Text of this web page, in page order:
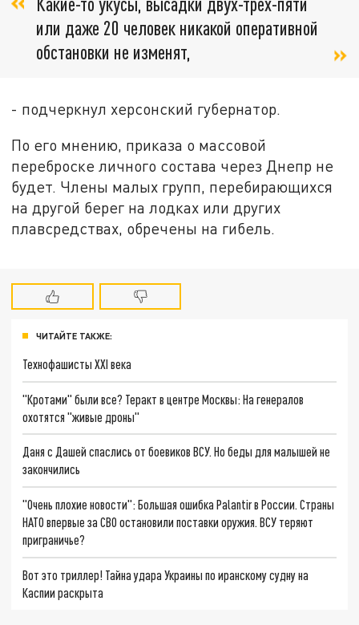
или даже 20 человек никакой оперативной
обстановки не изменят,
- подчеркнул херсонский губернатор.
По его мнению, приказа о массовой
переброске личного состава через Днепр не
будет. Члены малых групп, перебирающихся
на другой берег на лодках или других
плавсредствах, обречены на гибель.
ЧИТАЙТЕ ТАКЖЕ:
Технофашисты XXI века
"Кротами" были все? Теракт в центре Москвы: На генералов
охотятся "живые дроны"
Даня с Дашей спаслись от боевиков ВСУ. Но беды для малышей не
закончились
"Очень плохие новости": Большая ошибка Palantir в России. Страны
НАТО впервые за СВО остановили поставки оружия. ВСУ теряют
приграничье?
Вот это триллер! Тайна удара Украины по иранскому судну на
Каспии раскрыта